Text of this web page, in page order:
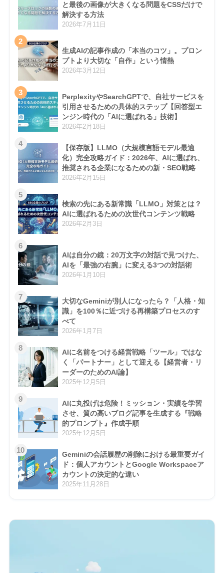
と最後の画像が大きくなる問題をCSSだけで
解決する方法
2026年7月11日
2
生成AIの記事作成の「本当のコツ」。プロン
プトより大切な「自作」という情熱
2026年3月12日
3
PerplexityやSearchGPTで、自社サービスを
引用させるための具体的ステップ【回答型エ
ンジン時代の「AIに選ばれる」技術】
2026年2月18日
4
【保存版】LLMO（大規模言語モデル最適
化）完全攻略ガイド：2026年、AIに選ばれ、
推奨される企業になるための新・SEO戦略
2026年2月15日
5
検索の先にある新常識「LLMO」対策とは？
AIに選ばれるための次世代コンテンツ戦略
2026年2月3日
6
AIは自分の鏡：20万文字の対話で見つけた、
AIを「最強の右腕」に変える3つの対話術
2026年1月10日
7
大切なGeminiが別人になったら？「人格・知
識」を100％に近づける再構築プロセスのす
べて
2026年1月7日
8
AIに名前をつける経営戦略「ツール」ではな
く「パートナー」として迎える【経営者・リ
ーダーのためのAI論】
2025年12月5日
9
AIに丸投げは危険！ミッション・実績を学習
させ、質の高いブログ記事を生成する『戦略
的プロンプト』作成手順
2025年12月5日
10
Geminiの会話履歴の削除における最重要ガイ
ド：個人アカウントとGoogle Workspaceア
カウントの決定的な違い
2025年11月28日